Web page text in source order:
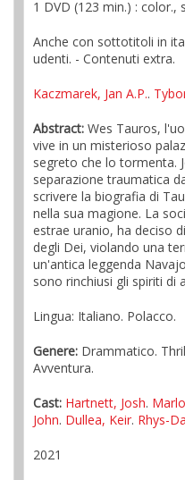
1 DVD (123 min.) : color.,
Anche con sottotitoli in
udenti. - Contenuti extra.
Kaczmarek, Jan A.P..
Abstract: Wes Tauros,
vive in un misterioso
segreto che lo tormenta.
separazione traumatica
scrivere la biografia di
nella sua magione. La
estrae uranio, ha deciso
degli Dei, violando una
un'antica leggenda
sono rinchiusi gli spiriti di
Lingua: Italiano. Polacco.
Genere: Drammatico.
Avventura.
Cast: Hartnett, Josh.
John. Dullea, Keir. Rhys-
2021